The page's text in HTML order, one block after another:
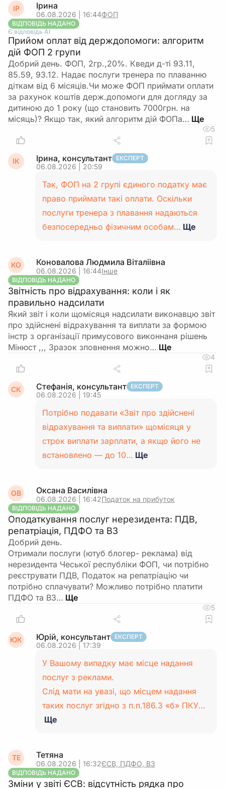
ІР Ірина
06.08.2026 | 16:44ФОП
ВІДПОВІДЬ НАДАНО
Є відповідь АІ
Прийом оплат від держдопомоги: алгоритм
дій ФОП 2 групи
Добрий день. ФОП, 2гр.,20%. Кведи д-ті 93.11,
85.59, 93.12. Надає послуги тренера по плаванню
діткам від 6 місяців.Чи може ФОП приймати оплати
за рахунок коштів держ.допомоги для догляду за
дитиною до 1 року (що становить 7000грн. на
місяць)? Якщо так, який алгоритм дій ФОПа…
5
ІК Ірина, консультант ЕКСПЕРТ
06.08.2026 | 20:59
Так, ФОП на 2 групі єдиного податку має
право приймати такі оплати. Оскільки
послуги тренера з плавання надаються
безпосередньо фізичним особам… Ще
КО Коновалова Людмила Віталіівна
06.08.2026 | 16:44Інше
ВІДПОВІДЬ НАДАНО
Звітність про відрахування: коли і як
правильно надсилати
Який звіт і коли щомісяця надсилати виконавцю звіт
про здійснені відрахування та виплати за формою
інстр з організації примусового виконнаня рішень
Мінюст ,,, Зразок зповнення можно…
4
СК Стефанія, консультант ЕКСПЕРТ
06.08.2026 | 19:45
Потрібно подавати «Звіт про здійснені
відрахування та виплати» щомісяця у
строк виплати зарплати, а якщо його не
встановлено — до 10… Ще
ОВ Оксана Василівна
06.08.2026 | 16:42Податок на прибуток
ВІДПОВІДЬ НАДАНО
Оподаткування послуг нерезидента: ПДВ,
репатріація, ПДФО та ВЗ
Добрий день.
Отримали послуги (ютуб блогер- реклама) від
нерезидента Чеської республіки ФОП, чи потрібно
реєструвати ПДВ, Податок на репатріацію чи
потрібно сплачувати? Можливо потрібно платити
ПДФО та ВЗ…
5
ЮК Юрій, консультант ЕКСПЕРТ
06.08.2026 | 17:39
У Вашому випадку має місце надання
послуг з реклами.
Слід мати на увазі, що місцем надання
таких послуг згідно з п.п.186.3 «б» ПКУ…
Ще
ТЕ Тетяна
06.08.2026 | 16:32ЄСВ, ПДФО, ВЗ
ВІДПОВІДЬ НАДАНО
Зміни у звіті ЄСВ: відсутність рядка про